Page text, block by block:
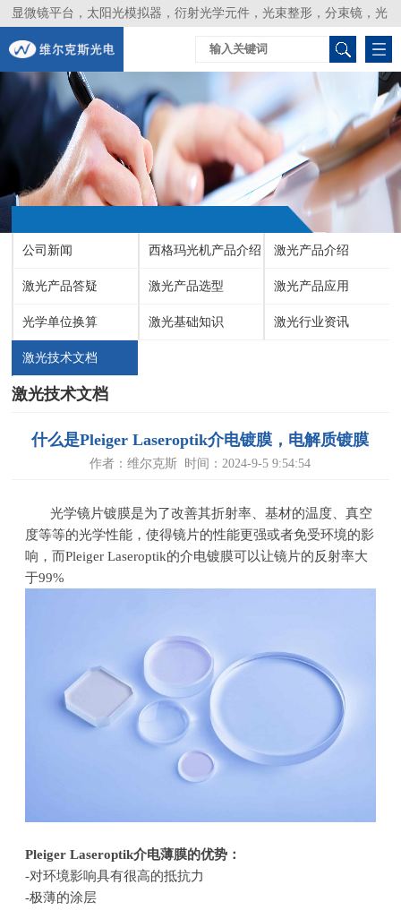
显微镜平台，太阳光模拟器，衍射光学元件，光束整形，分束镜，光
谱仪，生物激光器，光束分析仪，Layertec
公司新闻 西格玛光机产品介绍 激光产品介绍
激光产品答疑 激光产品选型 激光产品应用
光学单位换算 激光基础知识 激光行业资讯
激光技术文档
激光技术文档
什么是Pleiger Laseroptik介电镀膜，电解质镀膜
作者：维尔克斯 时间：2024-9-5 9:54:54
光学镜片镀膜是为了改善其折射率、基材的温度、真空
度等等的光学性能，使得镜片的性能更强或者免受环境的影
响，而Pleiger Laseroptik的介电镀膜可以让镜片的反射率大
于99%
Pleiger Laseroptik介电薄膜的优势：
-对环境影响具有很高的抵抗力
-极薄的涂层